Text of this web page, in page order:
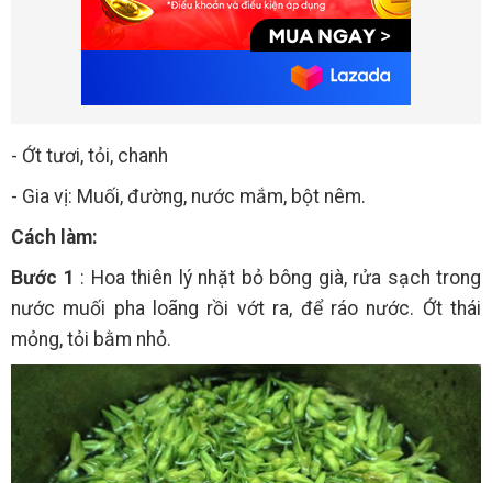
- Ớt tươi, tỏi, chanh
- Gia vị: Muối, đường, nước mắm, bột nêm.
Cách làm:
Bước 1 : Hoa thiên lý nhặt bỏ bông già, rửa sạch trong
nước muối pha loãng rồi vớt ra, để ráo nước. Ớt thái
mỏng, tỏi bằm nhỏ.